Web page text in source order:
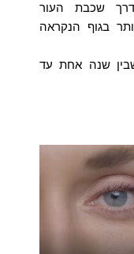
שכבת העור
בגוף הנקראה
שנה אחת עד